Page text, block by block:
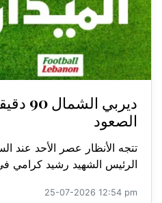
ديربي
الصعود
تتجه الأنظار عصر الأحد عند
الرئيس الشهيد رشيد كرامي
25-07-2026 12:54 pm